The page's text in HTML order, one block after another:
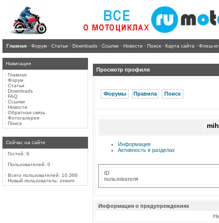
Главная · Форум · Статьи · Downloads · Ссылки · Новости · Поиск · Карта сайта · Флеш-
Навигация
· Главная
· Форум
· Статьи
· Downloads
· FAQ
· Ссылки
· Новости
· Обратная связь
· Фотогалерея
· Поиск
Сейчас на сайте
· Гостей: 6
· Пользователей: 0
· Всего пользователей: 10,366
· Новый пользователь: zxwvm
Просмотр профиля
Форумы Правила Поиск
Информация
Активность в разделах
ID
пользователя
Информация о предупреждениях